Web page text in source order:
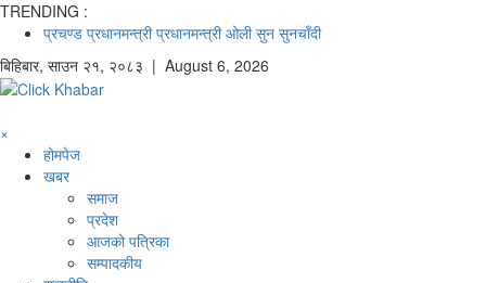
TRENDING :
प्रचण्ड प्रधानमन्त्री प्रधानमन्त्री ओली सुन सुनचाँदी
बिहिबार, साउन २१, २०८३ | August 6, 2026
×
होमपेज
खबर
समाज
प्रदेश
आजको पत्रिका
सम्पादकीय